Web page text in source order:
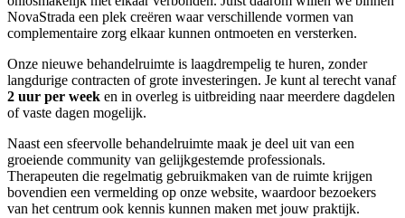
NovaStrada een plek creëren waar verschillende vormen van
complementaire zorg elkaar kunnen ontmoeten en versterken.
Onze nieuwe behandelruimte is laagdrempelig te huren, zonder
langdurige contracten of grote investeringen. Je kunt al terecht vanaf
2 uur per week en in overleg is uitbreiding naar meerdere dagdelen
of vaste dagen mogelijk.
Naast een sfeervolle behandelruimte maak je deel uit van een
groeiende community van gelijkgestemde professionals.
Therapeuten die regelmatig gebruikmaken van de ruimte krijgen
bovendien een vermelding op onze website, waardoor bezoekers
van het centrum ook kennis kunnen maken met jouw praktijk.